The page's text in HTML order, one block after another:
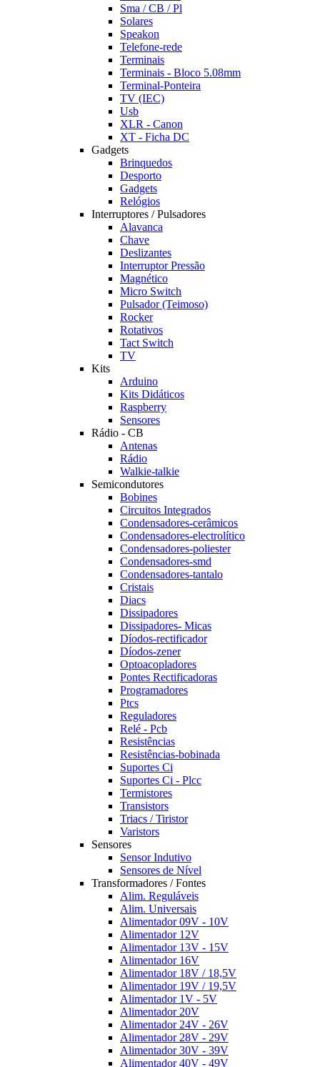
Sma / CB / Pl
Solares
Speakon
Telefone-rede
Terminais
Terminais - Bloco 5.08mm
Terminal-Ponteira
TV (IEC)
Usb
XLR - Canon
XT - Ficha DC
Gadgets
Brinquedos
Desporto
Gadgets
Relógios
Interruptores / Pulsadores
Alavanca
Chave
Deslizantes
Interruptor Pressão
Magnético
Micro Switch
Pulsador (Teimoso)
Rocker
Rotativos
Tact Switch
TV
Kits
Arduino
Kits Didáticos
Raspberry
Sensores
Rádio - CB
Antenas
Rádio
Walkie-talkie
Semicondutores
Bobines
Circuitos Integrados
Condensadores-cerâmicos
Condensadores-electrolítico
Condensadores-poliester
Condensadores-smd
Condensadores-tantalo
Cristais
Diacs
Dissipadores
Dissipadores- Micas
Díodos-rectificador
Díodos-zener
Optoacopladores
Pontes Rectificadoras
Programadores
Ptcs
Reguladores
Relé - Pcb
Resistências
Resistências-bobinada
Suportes Ci
Suportes Ci - Plcc
Termistores
Transistors
Triacs / Tiristor
Varistors
Sensores
Sensor Indutivo
Sensores de Nível
Transformadores / Fontes
Alim. Reguláveis
Alim. Universais
Alimentador 09V - 10V
Alimentador 12V
Alimentador 13V - 15V
Alimentador 16V
Alimentador 18V / 18,5V
Alimentador 19V / 19,5V
Alimentador 1V - 5V
Alimentador 20V
Alimentador 24V - 26V
Alimentador 28V - 29V
Alimentador 30V - 39V
Alimentador 40V - 49V